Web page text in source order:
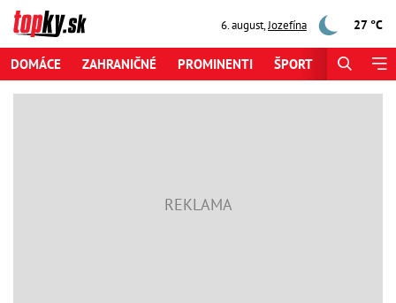
6. august,Jozefína 27 °C
DOMÁCE ZAHRANIČNÉ PROMINENTI ŠPORT